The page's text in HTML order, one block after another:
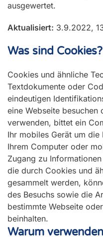
ausgewertet.
Aktualisiert: 3.9.2022,
Was sind Cookies?
Cookies und ähnliche
Textdokumente oder
eindeutigen
eine Webseite besuchen
verwenden, bittet ein
Ihr mobiles Gerät um
Ihrem Computer oder
Zugang zu
die durch Cookies und
gesammelt werden,
des Besuchs sowie die
bestimmte Webseite
beinhalten.
Warum